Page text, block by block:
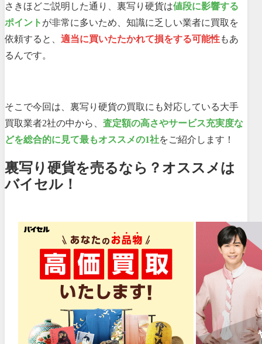
さきほどご説明した通り、裏写り硬貨は値段に影響する
ポイント が非常に多いため、知識に乏しい業者に買取を
依頼すると、 適当に買いたたかれて損をする可能性もあ
るんです。
そこで今回は、裏写り硬貨の買取にも対応している大手
買取業者2社の中から、 査定額の高さやサービス充実度な
どを総合的に見て最もオススメの1社をご紹介します！
裏写り硬貨を売るなら？オススメは
バイセル！